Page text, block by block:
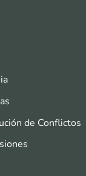
de Conflictos